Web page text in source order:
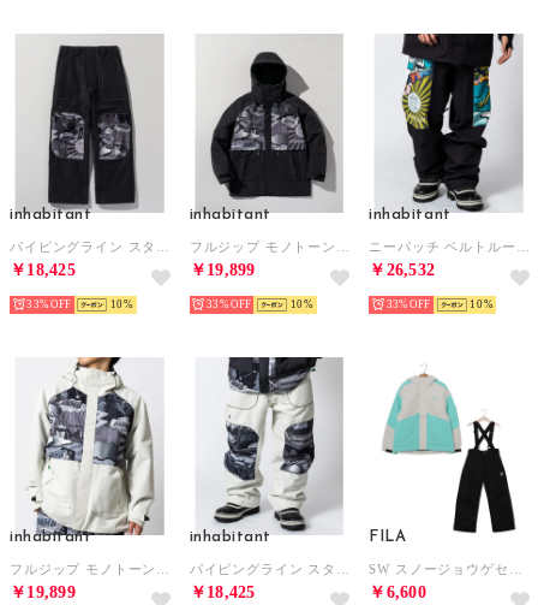
inhabitant
￥18,425
33% 10
inhabitant
￥19,899
33% 10
inhabitant
￥26,532
33% 10
inhabitant
￥19,899
inhabitant
￥18,425
FILA
￥6,600